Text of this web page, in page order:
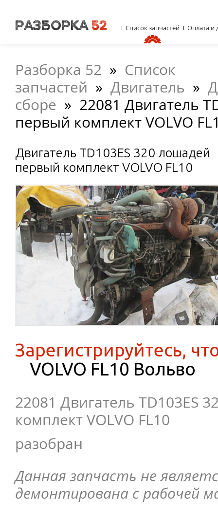
Разборка 52 » Список
запчастей » Двигатель »
сборе » 22081 Двигатель
первый комплект VOLVO
Двигатель TD103ES 320 лошадей
первый комплект VOLVO FL10
Зарегистрируйтесь,
VOLVO FL10 Вольво
22081 Двигатель TD103ES
комплект VOLVO FL10
разобран
Данная запчасть не
демонтирована с рабочей
Список запчастей Оплата и